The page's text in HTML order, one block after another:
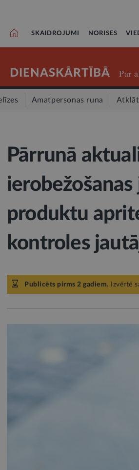
SKAIDROJUMI NORISES
DIENASKĀRTĪBĀ Par
Amatpersonas runa
Pārrunā
produktu
kontroles
Publicēts pirms 2 gadiem. Izvērtē